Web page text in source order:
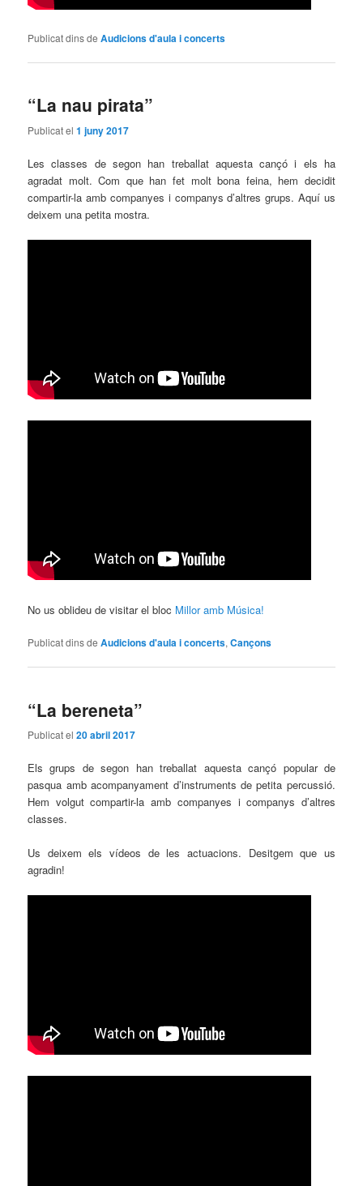
Publicat dins de Audicions d'aula i concerts
“La nau pirata”
Publicat el1 juny 2017
Les classes de segon han treballat aquesta cançó i els ha
agradat molt. Com que han fet molt bona feina, hem decidit
compartir-la amb companyes i companys d’altres grups. Aquí us
deixem una petita mostra.
No us oblideu de visitar el bloc Millor amb Música!
Publicat dins de Audicions d'aula i concerts,Cançons
“La bereneta”
Publicat el20 abril 2017
Els grups de segon han treballat aquesta cançó popular de
pasqua amb acompanyament d’instruments de petita percussió.
Hem volgut compartir-la amb companyes i companys d’altres
classes.
Us deixem els vídeos de les actuacions. Desitgem que us
agradin!